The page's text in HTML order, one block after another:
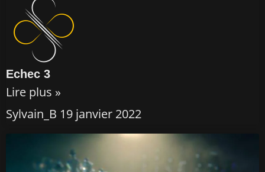
Echec 3
Lire plus »
Sylvain_B 19 janvier 2022